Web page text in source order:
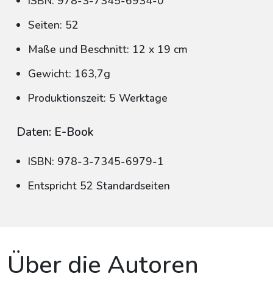
Seiten: 52
Maße und Beschnitt: 12 x 19 cm
Gewicht: 163,7g
Produktionszeit: 5 Werktage
Daten: E-Book
ISBN: 978-3-7345-6979-1
Entspricht 52 Standardseiten
Über die Autoren